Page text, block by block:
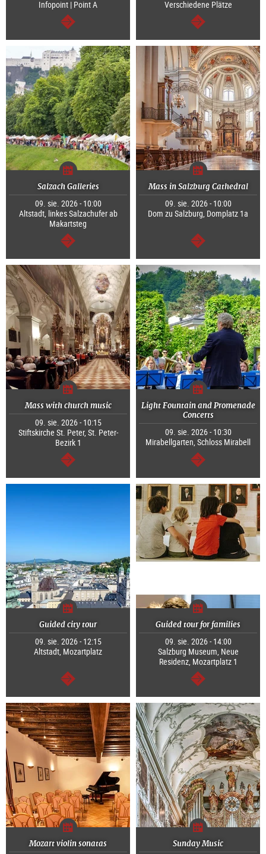
Infopoint | Point A
dalej
Verschiedene Plätze
dalej
Salzach Galleries
09. sie. 2026 - 10:00
Altstadt, linkes Salzachufer ab
Makartsteg
dalej
Mass in Salzburg Cathedral
09. sie. 2026 - 10:00
Dom zu Salzburg, Domplatz 1a
dalej
Mass with church music
09. sie. 2026 - 10:15
Stiftskirche St. Peter, St. Peter-
Bezirk 1
dalej
Light Fountain and Promenade
Concerts
09. sie. 2026 - 10:30
Mirabellgarten, Schloss Mirabell
dalej
Guided city tour
09. sie. 2026 - 12:15
Altstadt, Mozartplatz
dalej
Guided tour for families
09. sie. 2026 - 14:00
Salzburg Museum, Neue
Residenz, Mozartplatz 1
dalej
Mozart violin sonatas Sunday Music